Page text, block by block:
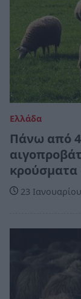
Ελλάδα
Πάνω από
κρούσματα
23